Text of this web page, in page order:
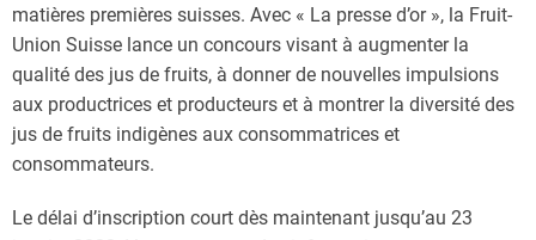
matières premières suisses. Avec « La presse d’or », la Fruit-
Union Suisse lance un concours visant à augmenter la
qualité des jus de fruits, à donner de nouvelles impulsions
aux productrices et producteurs et à montrer la diversité des
jus de fruits indigènes aux consommatrices et
consommateurs.
Le délai d’inscription court dès maintenant jusqu’au 23